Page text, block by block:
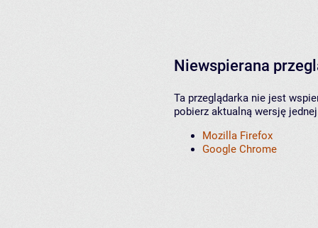
Niewspierana
Ta przeglądarka nie jest
pobierz aktualną wersję
Mozilla Firefox
Google Chrome